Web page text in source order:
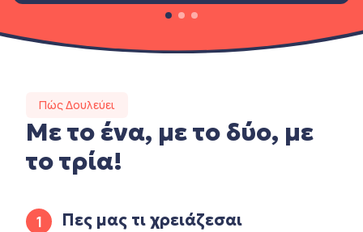
Πώς Δουλεύει
Με το ένα, με το δύο, με
το τρία!
1 Πες μας τι χρειάζεσαι